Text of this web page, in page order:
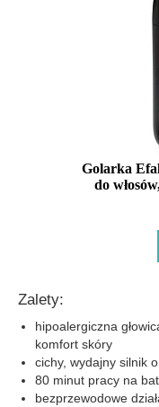
Golarka
do
Zalety:
hipoalergiczna
komfort skóry
cichy, wydajny silnik
80 minut pracy na
bezprzewodowe